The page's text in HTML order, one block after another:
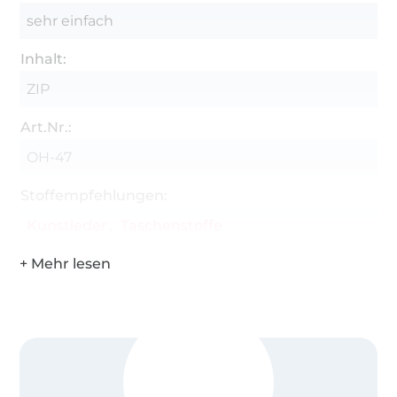
klein
1x Hohlniete
Ahle, Lochzange, Trickmarker, Schere,
der Anleitung wird keine Haftung übernommen.
sehr einfach
Inhalt:
ZIP
Art.Nr.:
OH-47